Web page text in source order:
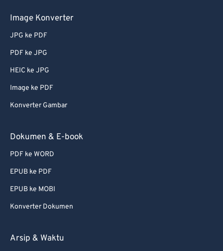
Image Konverter
JPG ke PDF
PDF ke JPG
HEIC ke JPG
Image ke PDF
Konverter Gambar
Dokumen & E-book
PDF ke WORD
EPUB ke PDF
EPUB ke MOBI
Konverter Dokumen
Arsip & Waktu